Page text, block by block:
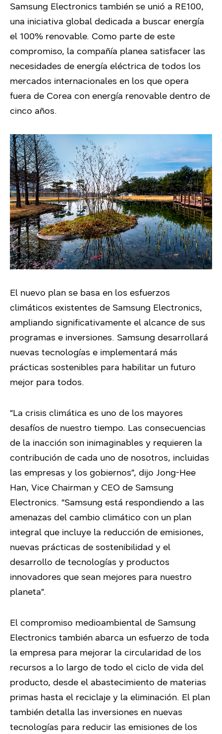
Samsung Electronics también se unió a RE100,
una iniciativa global dedicada a buscar energía
el 100% renovable. Como parte de este
compromiso, la compañía planea satisfacer las
necesidades de energía eléctrica de todos los
mercados internacionales en los que opera
fuera de Corea con energía renovable dentro de
cinco años.
El nuevo plan se basa en los esfuerzos
climáticos existentes de Samsung Electronics,
ampliando significativamente el alcance de sus
programas e inversiones. Samsung desarrollará
nuevas tecnologías e implementará más
prácticas sostenibles para habilitar un futuro
mejor para todos.
“La crisis climática es uno de los mayores
desafíos de nuestro tiempo. Las consecuencias
de la inacción son inimaginables y requieren la
contribución de cada uno de nosotros, incluidas
las empresas y los gobiernos”, dijo Jong-Hee
Han, Vice Chairman y CEO de Samsung
Electronics. “Samsung está respondiendo a las
amenazas del cambio climático con un plan
integral que incluye la reducción de emisiones,
nuevas prácticas de sostenibilidad y el
desarrollo de tecnologías y productos
innovadores que sean mejores para nuestro
planeta”.
El compromiso medioambiental de Samsung
Electronics también abarca un esfuerzo de toda
la empresa para mejorar la circularidad de los
recursos a lo largo de todo el ciclo de vida del
producto, desde el abastecimiento de materias
primas hasta el reciclaje y la eliminación. El plan
también detalla las inversiones en nuevas
tecnologías para reducir las emisiones de los